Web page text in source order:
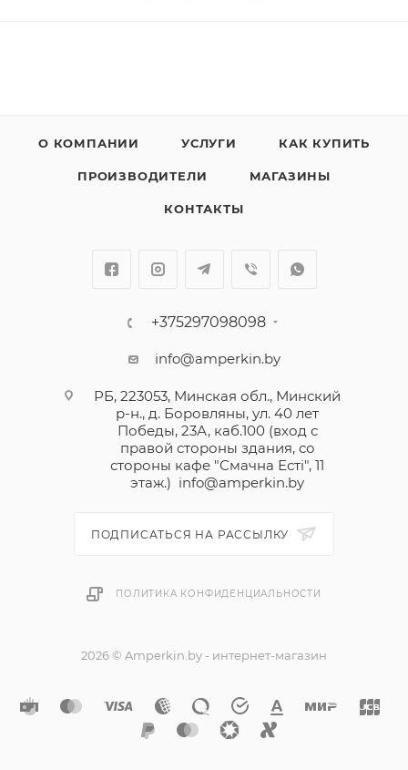
О КОМПАНИИ УСЛУГИ КАК КУПИТЬ
ПРОИЗВОДИТЕЛИ МАГАЗИНЫ
КОНТАКТЫ
+375297098098
info@amperkin.by
РБ, 223053, Минская обл., Минский
р-н., д. Боровляны, ул. 40 лет
Победы, 23А, каб.100 (вход с
правой стороны здания, со
стороны кафе "Смачна Естi", 11
этаж.) info@amperkin.by
ПОДПИСАТЬСЯ НА РАССЫЛКУ
ПОЛИТИКА КОНФИДЕНЦИАЛЬНОСТИ
2026 © Amperkin.by - интернет-магазин